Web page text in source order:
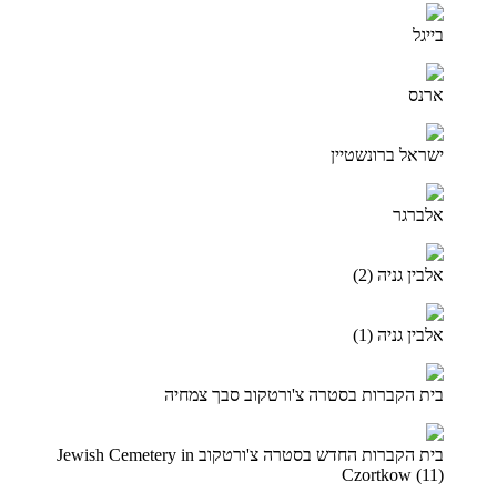
בייגל
ארנס
ישראל ברונשטיין
אלברגר
אלבין גניה (2)
אלבין גניה (1)
בית הקברות בסטרה צ'ורטקוב סבך צמחיה
בית הקברות החדש בסטרה צ'ורטקוב Jewish Cemetery in
Czortkow (11)